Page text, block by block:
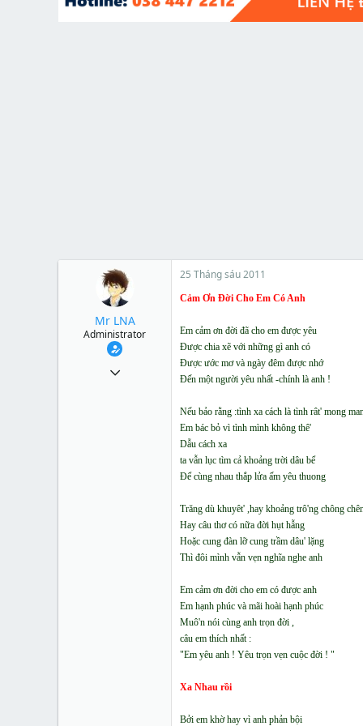
t
Mr LNA
Administrator
25 Tháng sáu 2011
Cảm Ơn Đời Cho Em Có Anh
Em cảm ơn đời đã cho em được yêu
Được chia xẽ với những gì anh có
Được ước mơ và ngày đêm được nhớ
Đến một người yêu nhất -chính là anh !
Nếu bảo rằng :tình xa cách là tình rât' mong
Em bác bỏ vì tình mình không thê'
Dẫu cách xa
ta vẫn lục tìm cả khoảng trời dâu bể
Để cùng nhau thắp lửa ấm yêu thuong
Trăng dù khuyêt' ,hay khoảng trô'ng chông
Hay câu thơ có nữa đời hụt hẫng
Hoặc cung đàn lỡ cung trầm dâu' lặng
Thì đôi mình vẫn vẹn nghĩa nghe anh
Em cảm ơn đời cho em có được anh
Em hạnh phúc và mãi hoài hạnh phúc
Muô'n nói cùng anh trọn đời ,
câu em thích nhất :
"Em yêu anh ! Yêu trọn vẹn cuộc đời ! "
Xa Nhau rồi
Bởi em khờ hay vì anh phản bội